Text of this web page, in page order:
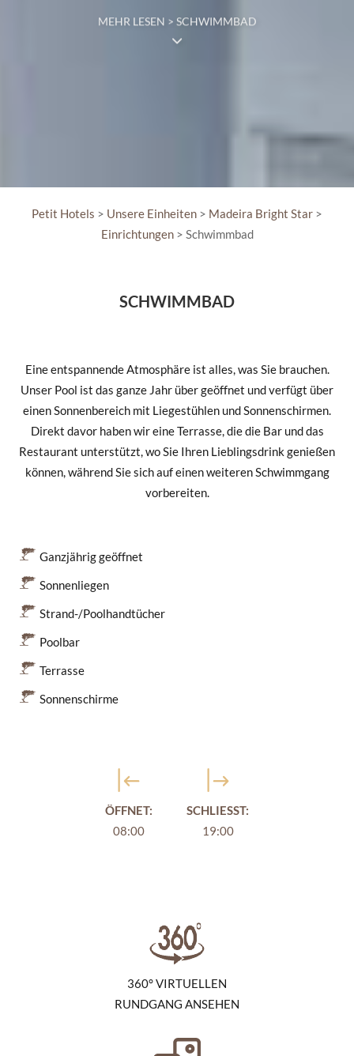
MEHR LESEN > SCHWIMMBAD
Petit Hotels > Unsere Einheiten > Madeira Bright Star >
Einrichtungen> Schwimmbad
SCHWIMMBAD
Eine entspannende Atmosphäre ist alles, was Sie brauchen.
Unser Pool ist das ganze Jahr über geöffnet und verfügt über
einen Sonnenbereich mit Liegestühlen und Sonnenschirmen.
Direkt davor haben wir eine Terrasse, die die Bar und das
Restaurant unterstützt, wo Sie Ihren Lieblingsdrink genießen
können, während Sie sich auf einen weiteren Schwimmgang
vorbereiten.
Ganzjährig geöffnet
Sonnenliegen
Strand-/Poolhandtücher
Poolbar
Terrasse
Sonnenschirme
ÖFFNET:
08:00
SCHLIESST:
19:00
360° VIRTUELLEN
RUNDGANG ANSEHEN